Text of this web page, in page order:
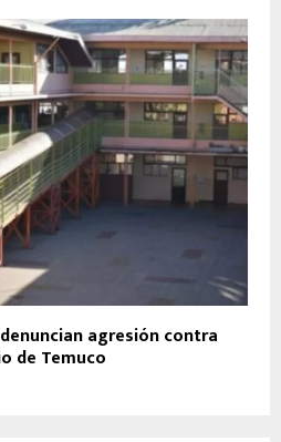
agresión contra
de Temuco